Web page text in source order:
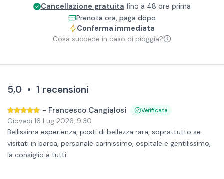
Cancellazione gratuita fino a 48 ore prima
Prenota ora, paga dopo
Conferma immediata
Cosa succede in caso di pioggia?
5,0 • 1 recensioni
- Francesco Cangialosi Verificata
Giovedì 16 Lug 2026, 9:30
Bellissima esperienza, posti di bellezza rara, soprattutto se
visitati in barca, personale carinissimo, ospitale e gentilissimo,
la consiglio a tutti